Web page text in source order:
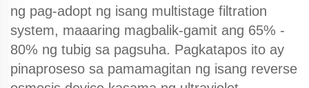
ng pag-adopt ng isang multistage filtration
system, maaaring magbalik-gamit ang 65% -
80% ng tubig sa pagsuha. Pagkatapos ito ay
pinaproseso sa pamamagitan ng isang reverse